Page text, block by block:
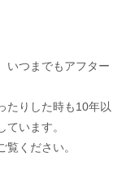
いつまでもアフター
たりした時も10年以
ています。
ください。